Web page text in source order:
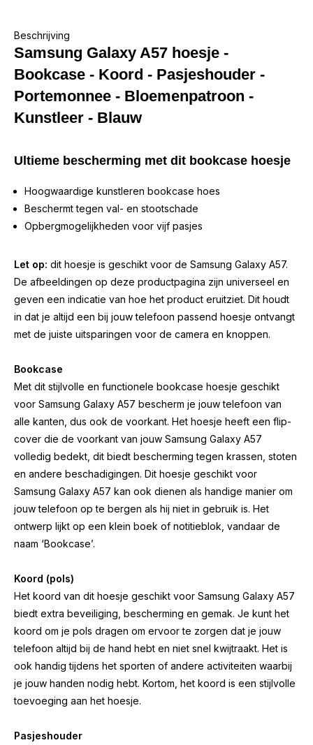
Beschrijving
Samsung Galaxy A57 hoesje -
Bookcase - Koord - Pasjeshouder -
Portemonnee - Bloemenpatroon -
Kunstleer - Blauw
Ultieme bescherming met dit bookcase hoesje
Hoogwaardige kunstleren bookcase hoes
Beschermt tegen val- en stootschade
Opbergmogelijkheden voor vijf pasjes
Let op: dit hoesje is geschikt voor de Samsung Galaxy A57.
De afbeeldingen op deze productpagina zijn universeel en
geven een indicatie van hoe het product eruitziet. Dit houdt
in dat je altijd een bij jouw telefoon passend hoesje ontvangt
met de juiste uitsparingen voor de camera en knoppen.
Bookcase
Met dit stijlvolle en functionele bookcase hoesje geschikt
voor Samsung Galaxy A57 bescherm je jouw telefoon van
alle kanten, dus ook de voorkant. Het hoesje heeft een flip-
cover die de voorkant van jouw Samsung Galaxy A57
volledig bedekt, dit biedt bescherming tegen krassen, stoten
en andere beschadigingen. Dit hoesje geschikt voor
Samsung Galaxy A57 kan ook dienen als handige manier om
jouw telefoon op te bergen als hij niet in gebruik is. Het
ontwerp lijkt op een klein boek of notitieblok, vandaar de
naam ‘Bookcase’.
Koord (pols)
Het koord van dit hoesje geschikt voor Samsung Galaxy A57
biedt extra beveiliging, bescherming en gemak. Je kunt het
koord om je pols dragen om ervoor te zorgen dat je jouw
telefoon altijd bij de hand hebt en niet snel kwijtraakt. Het is
ook handig tijdens het sporten of andere activiteiten waarbij
je jouw handen nodig hebt. Kortom, het koord is een stijlvolle
toevoeging aan het hoesje.
Pasjeshouder